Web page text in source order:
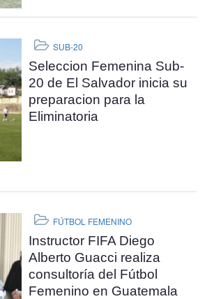
SUB-20
Seleccion Femenina Sub-
20 de El Salvador inicia su
preparacion para la
Eliminatoria
FÚTBOL FEMENINO
Instructor FIFA Diego
Alberto Guacci realiza
consultoría del Fútbol
Femenino en Guatemala